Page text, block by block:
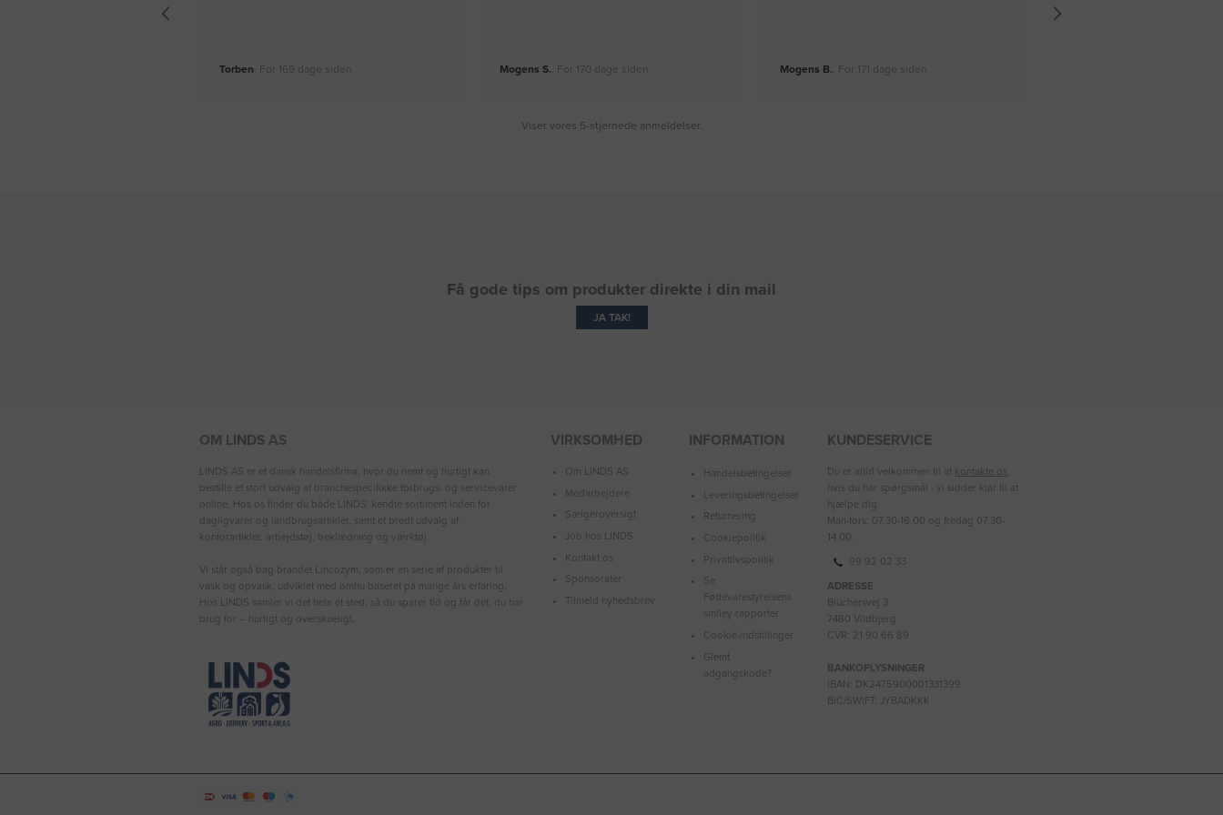
Torben, For 169 dage siden Mogens S., For 170 dage siden Mogens B., For 171 dage siden
Viser vores 5-stjernede anmeldelser.
Få gode tips om produkter direkte i din mail
JA TAK!
OM LINDS AS
LINDS AS er et dansk handelsfirma, hvor du nemt og hurtigt kan
bestille et stort udvalg af branchespecifikke forbrugs- og servicevarer
online. Hos os finder du både LINDS′ kendte sortiment inden for
dagligvarer og landbrugsartikler, samt et bredt udvalg af
kontorartikler, arbejdstøj, beklædning og værktøj.
Vi står også bag brandet Lincozym, som er en serie af produkter til
vask og opvask, udviklet med omhu baseret på mange års erfaring.
Hos LINDS samler vi det hele ét sted, så du sparer tid og får det, du har
brug for – hurtigt og overskueligt.
VIRKSOMHED
Om LINDS AS
Medarbejdere
Sælgeroversigt
Job hos LINDS
Kontakt os
Sponsorater
Tilmeld nyhedsbrev
INFORMATION
Handelsbetingelser
Leveringsbetingelser
Returnering
Cookiepolitik
Privatlivspolitik
Se
Fødevarestyrelsens
smiley-rapporter
Cookie-indstillinger
Glemt
adgangskode?
KUNDESERVICE
Du er altid velkommen til at kontakte os,
hvis du har spørgsmål - vi sidder klar til at
hjælpe dig.
Man-tors: 07.30-16.00 og fredag 07.30-
14.00.
99 92 02 33
ADRESSE
Blüchersvej 3
7480 Vildbjerg
CVR: 21 90 66 89
BANKOPLYSNINGER
IBAN: DK2475900001331399
BIC/SWIFT: JYBADKKK